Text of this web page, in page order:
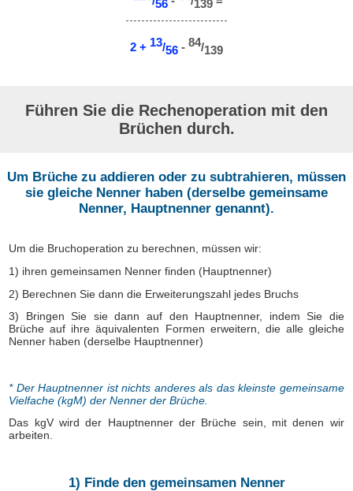
56 139
2 + 13/56 - 84/139
Führen Sie die Rechenoperation mit den
Brüchen durch.
Um Brüche zu addieren oder zu subtrahieren, müssen
sie gleiche Nenner haben (derselbe gemeinsame
Nenner, Hauptnenner genannt).
Um die Bruchoperation zu berechnen, müssen wir:
1) ihren gemeinsamen Nenner finden (Hauptnenner)
2) Berechnen Sie dann die Erweiterungszahl jedes Bruchs
3) Bringen Sie sie dann auf den Hauptnenner, indem Sie die
Brüche auf ihre äquivalenten Formen erweitern, die alle gleiche
Nenner haben (derselbe Hauptnenner)
* Der Hauptnenner ist nichts anderes als das kleinste gemeinsame
Vielfache (kgM) der Nenner der Brüche.
Das kgV wird der Hauptnenner der Brüche sein, mit denen wir
arbeiten.
1) Finde den gemeinsamen Nenner